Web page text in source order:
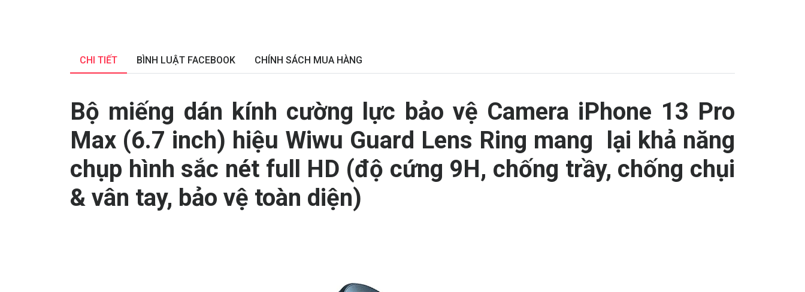
CHI TIẾT BÌNH LUẬT FACEBOOK CHÍNH SÁCH MUA HÀNG
Bộ miếng dán kính cường lực bảo vệ Camera iPhone 13 Pro
Max (6.7 inch) hiệu Wiwu Guard Lens Ring mang lại khả năng
chụp hình sắc nét full HD (độ cứng 9H, chống trầy, chống chụi
& vân tay, bảo vệ toàn diện)